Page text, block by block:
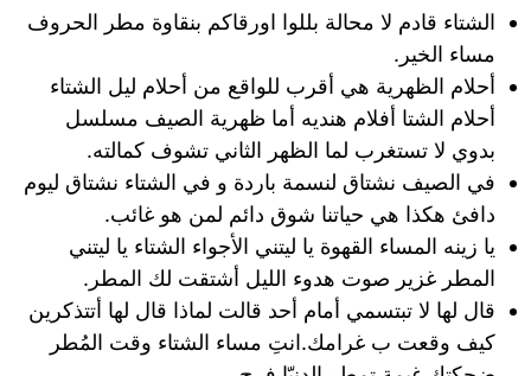
الشتاء قادم لا محالة بللوا اورقاكم بنقاوة مطر الحروف
مساء الخير.
أحلام الظهرية هي أقرب للواقع من أحلام ليل الشتاء
أحلام الشتا أفلام هنديه أما ظهرية الصيف مسلسل
بدوي لا تستغرب لما الظهر الثاني تشوف كمالته.
في الصيف نشتاق لنسمة باردة و في الشتاء نشتاق ليوم
دافئ هكذا هي حياتنا شوق دائم لمن هو غائب.
يا زينه المساء القهوة يا ليتني الأجواء الشتاء يا ليتني
المطر غزير صوت هدوء الليل أشتقت لك المطر.
قال لها لا تبتسمي أمام أحد قالت لماذا قال لها أتتذكرين
كيف وقعت ب غرامك.انتِ مساء الشتاء وقت المُطر